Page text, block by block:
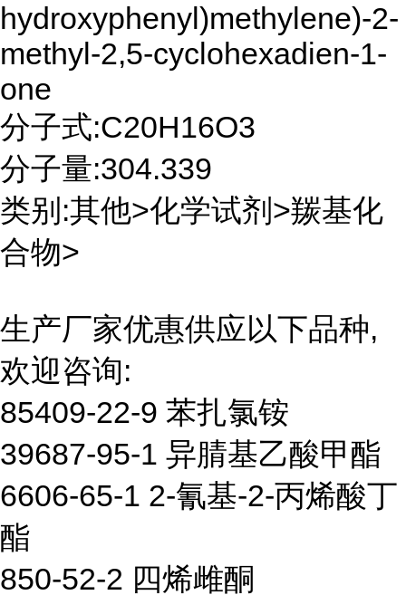
hydroxyphenyl)methylene)-2-
methyl-2,5-cyclohexadien-1-
one
分子式:C20H16O3
分子量:304.339
类别:其他>化学试剂>羰基化
合物>
生产厂家优惠供应以下品种,
欢迎咨询:
85409-22-9 苯扎氯铵
39687-95-1 异腈基乙酸甲酯
6606-65-1 2-氰基-2-丙烯酸丁
酯
850-52-2 四烯雌酮